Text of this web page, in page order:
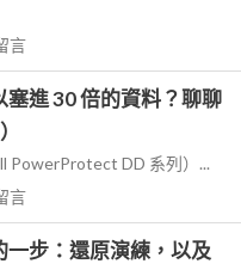
言
進 30 倍的資料？聊聊
PowerProtect DD 系列）...
言
步：還原演練，以及